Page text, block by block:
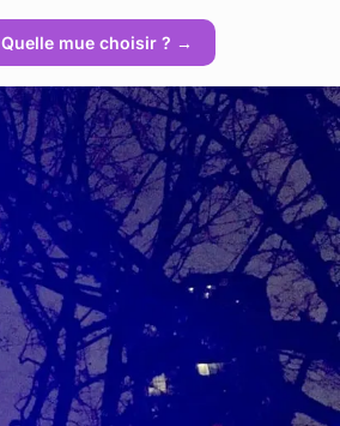
Quelle mue choisir ? →